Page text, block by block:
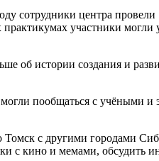
сотрудники центра
участники могли
об истории создания и
пообщаться с учёными и
с другими городами
с кино и мемами, обсудить